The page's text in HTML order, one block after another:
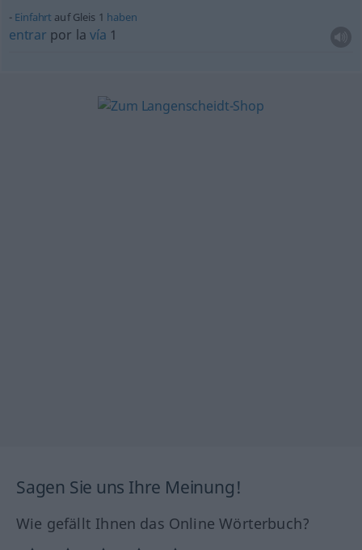
Einfahrt auf Gleis 1 haben
entrar por lavía 1
Sagen Sie uns Ihre Meinung!
Wie gefällt Ihnen das Online Wörterbuch?